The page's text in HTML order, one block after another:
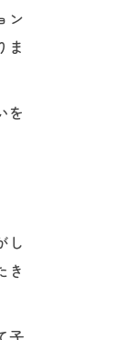
ン
ま
を
し
き